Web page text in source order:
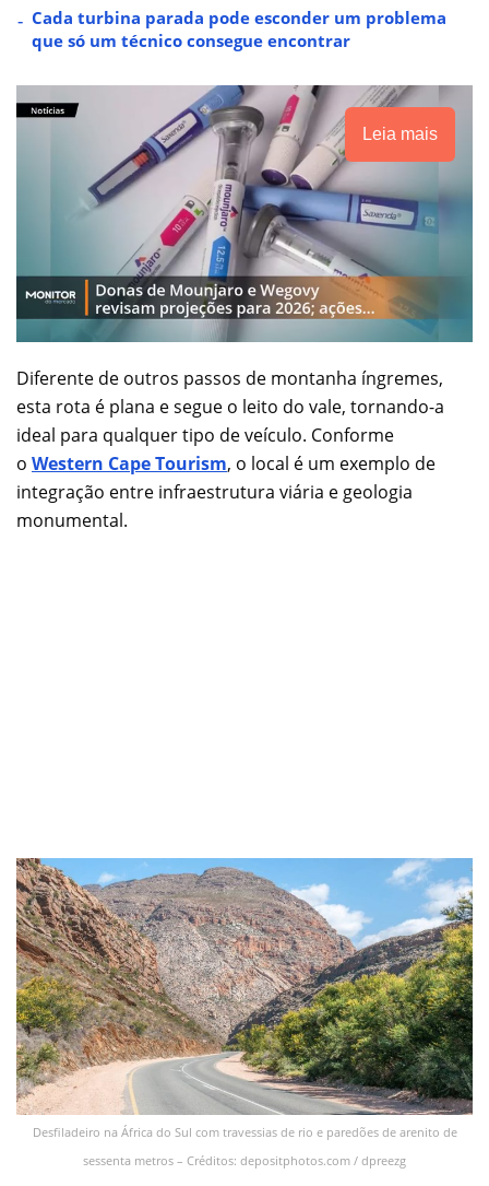
Cada turbina parada pode esconder um problema
que só um técnico consegue encontrar
Leia mais
Diferente de outros passos de montanha íngremes,
esta rota é plana e segue o leito do vale, tornando-a
ideal para qualquer tipo de veículo. Conforme
o Western Cape Tourism, o local é um exemplo de
integração entre infraestrutura viária e geologia
monumental.
Desfiladeiro na África do Sul com travessias de rio e paredões de arenito de
sessenta metros – Créditos: depositphotos.com / dpreezg